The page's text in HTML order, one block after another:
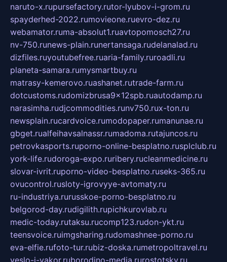
naruto-x.rupursefactory.rutor-lyubov-i-grom.ru
spayderhed-2022.rumovieone.ruevro-dez.ru
webamator.ruma-absolut1.ruavtopomosch27.ru
nv-750.runews-plain.runertansaga.rudelanalad.ru
dizfiles.ruyoutubefree.ruaria-family.ruroadli.ru
planeta-samara.rumysmartbuy.ru
matrasy-kemerovo.ruashanet.rutrade-farm.ru
dotcustoms.rudomizbrusa9x12spb.ruautodamp.ru
narasimha.rudjcommodities.runv750.rux-ton.ru
newsplain.rucardvoice.rumodopaper.rumanunae.ru
gbget.rualfeihavsalnassr.rumadoma.rutajuncos.ru
petrovkasports.ruporno-online-besplatno.rusplclub.ru
york-life.rudoroga-expo.ruribery.rucleanmedicine.ru
slovar-ivrit.ruporno-video-besplatno.ruseks-365.ru
ovucontrol.rusloty-igrovyye-avtomaty.ru
ru-industriya.rurusskoe-porno-besplatno.ru
belgorod-day.rudigilith.rupichkurovlab.ru
medic-today.rutaksu.rucomp123.rudon-ykt.ru
teensvoice.ruimgsharing.rudomashnee-porno.ru
eva-elfie.rufoto-tur.rubiz-doska.rumetropoltravel.ru
veslo-i-yakor.ruborodino-media.rurostotsky.ru